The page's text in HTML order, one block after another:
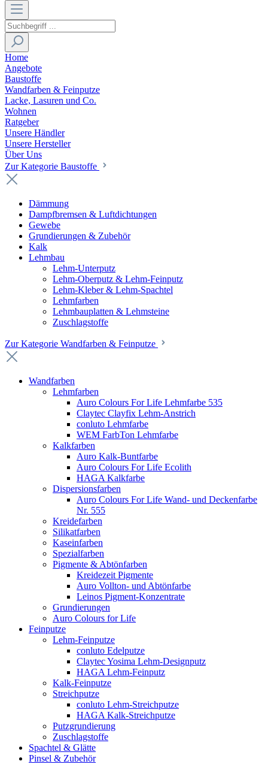
Home
Angebote
Baustoffe
Wandfarben & Feinputze
Lacke, Lasuren und Co.
Wohnen
Ratgeber
Unsere Händler
Unsere Hersteller
Über Uns
Zur Kategorie Baustoffe
Dämmung
Dampfbremsen & Luftdichtungen
Gewebe
Grundierungen & Zubehör
Kalk
Lehmbau
Lehm-Unterputz
Lehm-Oberputz & Lehm-Feinputz
Lehm-Kleber & Lehm-Spachtel
Lehmfarben
Lehmbauplatten & Lehmsteine
Zuschlagstoffe
Zur Kategorie Wandfarben & Feinputze
Wandfarben
Lehmfarben
Auro Colours For Life Lehmfarbe 535
Claytec Clayfix Lehm-Anstrich
conluto Lehmfarbe
WEM FarbTon Lehmfarbe
Kalkfarben
Auro Kalk-Buntfarbe
Auro Colours For Life Ecolith
HAGA Kalkfarbe
Dispersionsfarben
Auro Colours For Life Wand- und Deckenfarbe
Nr. 555
Kreidefarben
Silikatfarben
Kaseinfarben
Spezialfarben
Pigmente & Abtönfarben
Kreidezeit Pigmente
Auro Vollton- und Abtönfarbe
Leinos Pigment-Konzentrate
Grundierungen
Auro Colours for Life
Feinputze
Lehm-Feinputze
conluto Edelputze
Claytec Yosima Lehm-Designputz
HAGA Lehm-Feinputz
Kalk-Feinputze
Streichputze
conluto Lehm-Streichputze
HAGA Kalk-Streichputze
Putzgrundierung
Zuschlagstoffe
Spachtel & Glätte
Pinsel & Zubehör